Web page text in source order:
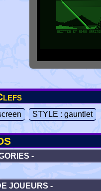
STYLE : gauntlet
-
JOUEURS -